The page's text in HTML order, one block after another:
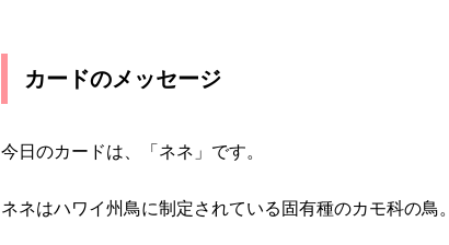
カードのメッセージ
今日のカードは、「ネネ」です。
ネネはハワイ州鳥に制定されている固有種のカモ科の鳥。